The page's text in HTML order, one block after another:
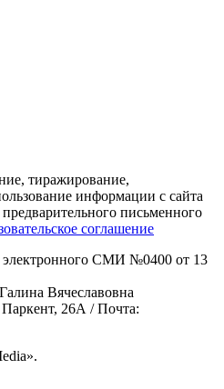
тиражирование,
информации с сайта
письменного
соглашение
электронного СМИ №0400 от 13
Вячеславовна
26А / Почта: